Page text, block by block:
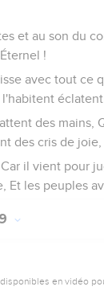
et au son du
!
avec tout ce
éclatent
des mains,
des cris de joie,
il vient pour
Et les peuples
en vidéo